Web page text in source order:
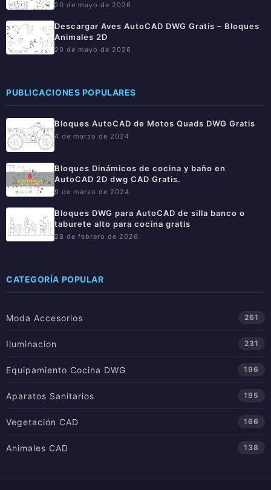
20 de mayo de 2026
Descargar Aves AutoCAD DWG Gratis – Bloques
Animales 2D
20 de mayo de 2026
PUBLICACIONES POPULARES
Bloques AutoCAD de Motos Quads DWG Gratis
4 de marzo de 2024
Bloques Dinámicos de cocina y baño en
AutoCAD 2D dwg CAD Gratis.
9 de marzo de 2024
Bloques DWG para AutoCAD de silla banco o
taburete alto para cocina gratis
28 de febrero de 2026
CATEGORÍA POPULAR
Moda Accesorios 261
Iluminacion 231
Equipamiento Cocina DWG 196
Aparatos Sanitarios 195
Vegetación CAD 166
Animales CAD 138